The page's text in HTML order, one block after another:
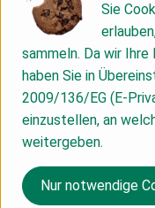
Dinkelmehl 630 * 61%,
Gerstenmalzmehl *
Acerolakirschpulver *
*Zutaten aus
Liefertag Montag -
Liefertag Dienstag -
Sie
sammeln. Da wir
haben Sie in
2009/136/EG (E-
einzustellen, an
weitergeben.
Nur notwendige